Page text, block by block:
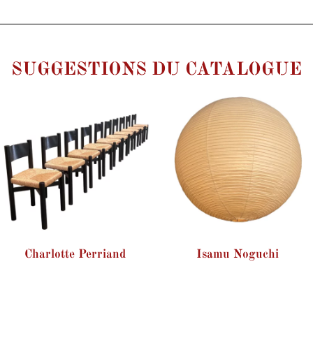
SUGGESTIONS DU CATALOGUE
Charlotte Perriand Isamu Noguchi